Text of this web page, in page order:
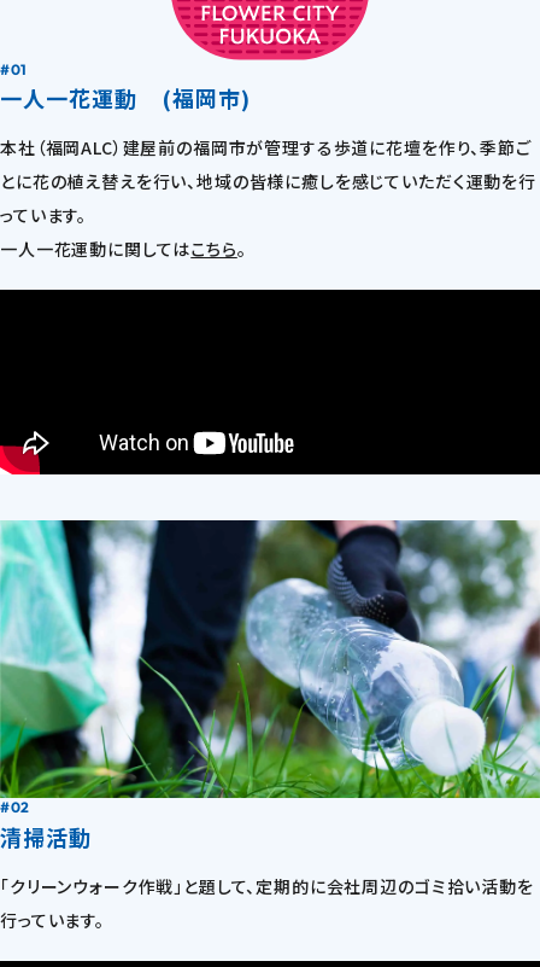
#01
一人一花運動 (福岡市)
本社（福岡ALC）建屋前の福岡市が管理する歩道に花壇を作り、季節ご
とに花の植え替えを行い、地域の皆様に癒しを感じていただく運動を行
っています。
一人一花運動に関してはこちら。
#02
清掃活動
「クリーンウォーク作戦」と題して、定期的に会社周辺のゴミ拾い活動を
行っています。